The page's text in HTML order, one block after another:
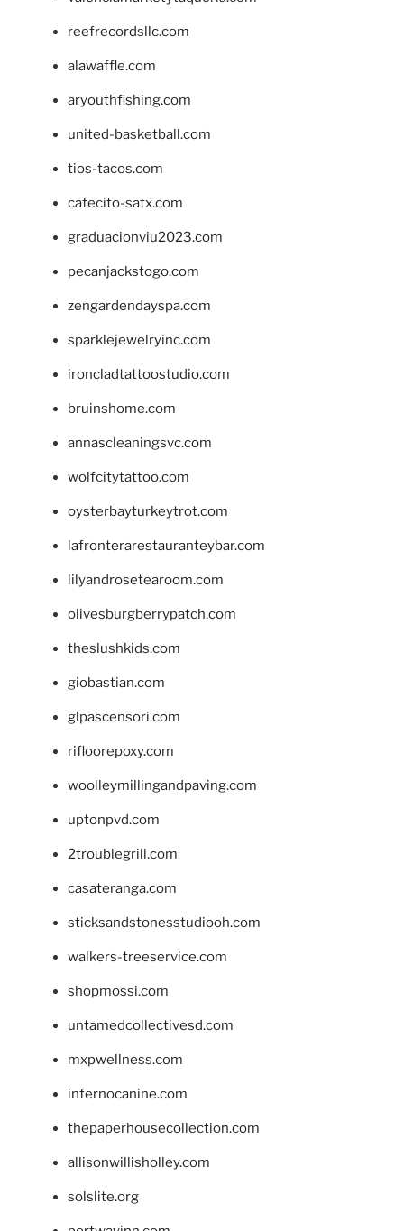
reefrecordsllc.com
alawaffle.com
aryouthfishing.com
united-basketball.com
tios-tacos.com
cafecito-satx.com
graduacionviu2023.com
pecanjackstogo.com
zengardendayspa.com
sparklejewelryinc.com
ironcladtattoostudio.com
bruinshome.com
annascleaningsvc.com
wolfcitytattoo.com
oysterbayturkeytrot.com
lafronterarestauranteybar.com
lilyandrosetearoom.com
olivesburgberrypatch.com
theslushkids.com
giobastian.com
glpascensori.com
rifloorepoxy.com
woolleymillingandpaving.com
uptonpvd.com
2troublegrill.com
casateranga.com
sticksandstonesstudiooh.com
walkers-treeservice.com
shopmossi.com
untamedcollectivesd.com
mxpwellness.com
infernocanine.com
thepaperhousecollection.com
allisonwillisholley.com
solslite.org